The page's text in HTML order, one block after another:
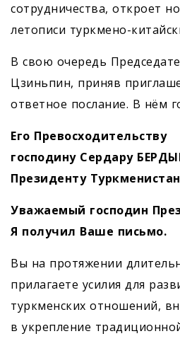
сотрудничества, откроет
летописи туркмено-
В свою очередь
Цзиньпин, приняв
ответное послание. В нём
Его Превосходительству
господину Сердару
Президенту
Уважаемый господин
Я получил Ваше письмо.
Вы на протяжении
прилагаете усилия для
туркменских отношений,
в укрепление